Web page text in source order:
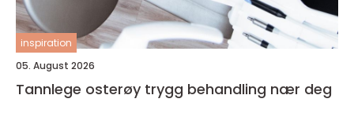
inspiration
05. August 2026
Tannlege osterøy trygg behandling nær deg